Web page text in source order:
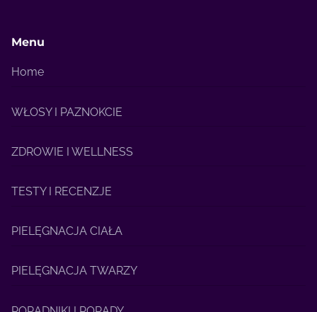
Menu
Home
WŁOSY I PAZNOKCIE
ZDROWIE I WELLNESS
TESTY I RECENZJE
PIELĘGNACJA CIAŁA
PIELĘGNACJA TWARZY